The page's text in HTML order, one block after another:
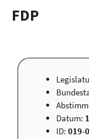
FDP
Datum:
ID: 019-